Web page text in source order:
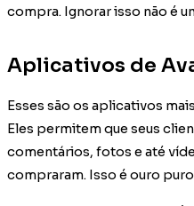
compra. Ignorar isso não é
Aplicativos de
Esses são os aplicativos
Eles permitem que seus
comentários, fotos e até
compraram. Isso é ouro